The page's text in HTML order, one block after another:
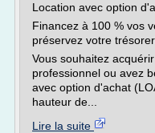
Location avec option
Financez à 100 % vos
préservez votre
Vous souhaitez
professionnel ou avez
avec option d'achat
hauteur de...
Lire la suite